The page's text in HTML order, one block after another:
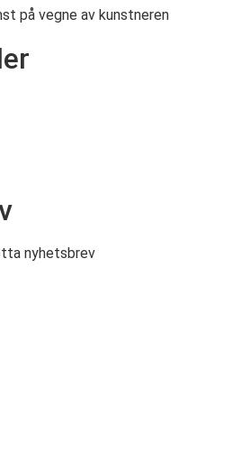
på vegne av kunstneren
nyhetsbrev